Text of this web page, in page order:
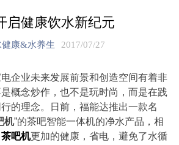
启健康饮水新纪元
健康&水养生 2017/07/27
企业未来发展前景和创造空间有着非
概念炒作，也不是玩时尚，而是在践
的理念。日前，福能达推出一款名
机”的茶吧智能一体机的净水产品，相
茶吧机更加的健康，省电，避免了水循